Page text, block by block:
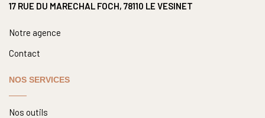
17 RUE DU MARECHAL FOCH, 78110 LE VESINET
Notre agence
Contact
NOS SERVICES
Nos outils